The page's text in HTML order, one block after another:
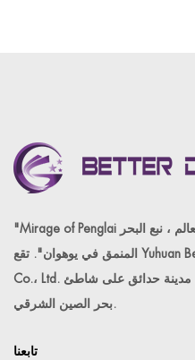
"Mirage of Penglai في مثل هذا العالم ، نبع البحر
المنمق في يوهوان". تقع Yuhuan Better Machinery
Co.، Ltd. في يوهوان وهي مدينة حدائق على شاطئ
بحر الصين الشرقي.
تابعنا